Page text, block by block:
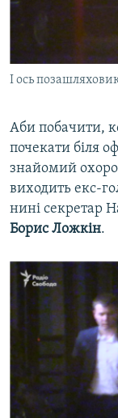
І ось
Аби побачити,
почекати біля
знайомий
виходить екс-
нині секретар
Борис Ложкін.